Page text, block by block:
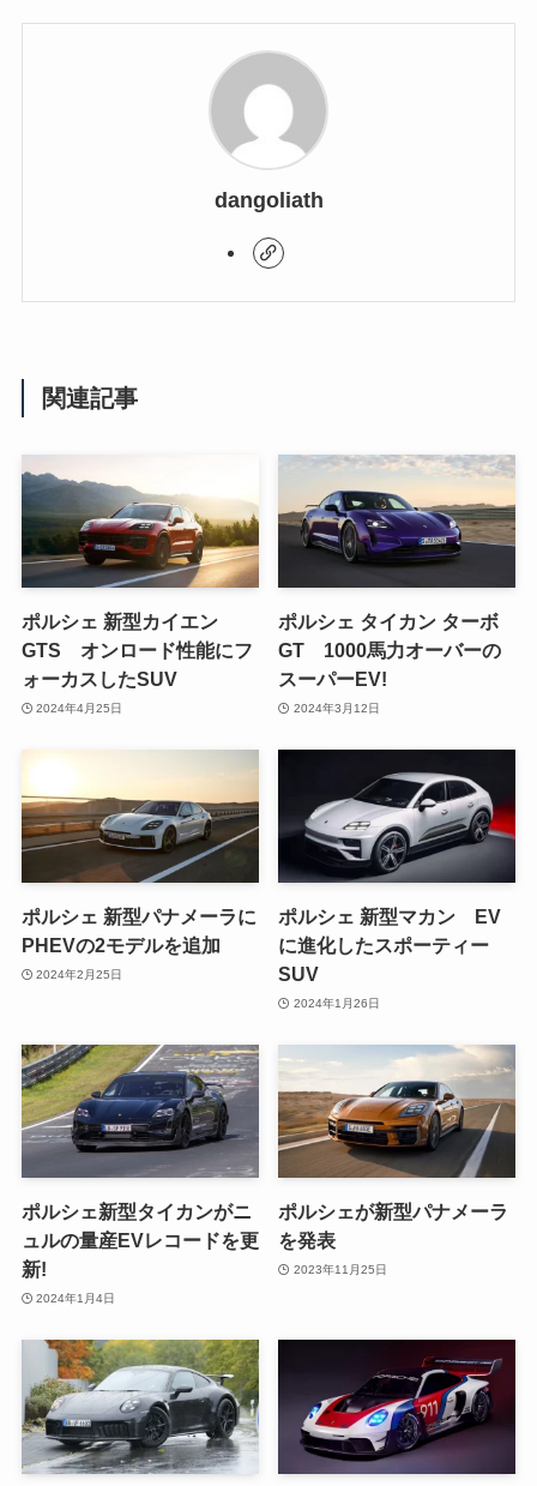
dangoliath
関連記事
ポルシェ 新型カイエン
GTS オンロード性能にフ
ォーカスしたSUV
2024年4月25日
ポルシェ タイカン ターボ
GT 1000馬力オーバーの
スーパーEV!
2024年3月12日
ポルシェ 新型パナメーラに
PHEVの2モデルを追加
2024年2月25日
ポルシェ 新型マカン EV
に進化したスポーティー
SUV
2024年1月26日
ポルシェ新型タイカンがニ
ュルの量産EVレコードを更
新!
2024年1月4日
ポルシェが新型パナメーラ
を発表
2023年11月25日